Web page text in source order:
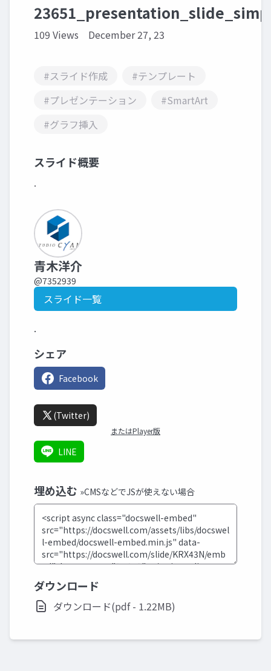
109 Views December 27, 23
#スライド作成
#テンプレート
#プレゼンテーション
#SmartArt
#グラフ挿入
スライド概要
.
青木洋介
@7352939
スライド一覧
.
シェア
Facebook
(Twitter)
またはPlayer版
LINE
埋め込む »CMSなどでJSが使えない場合
ダウンロード
ダウンロード(pdf - 1.22MB)